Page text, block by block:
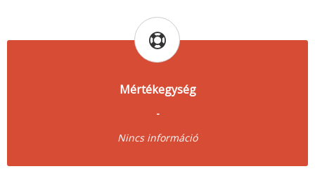
Mértékegység
-
Nincs információ